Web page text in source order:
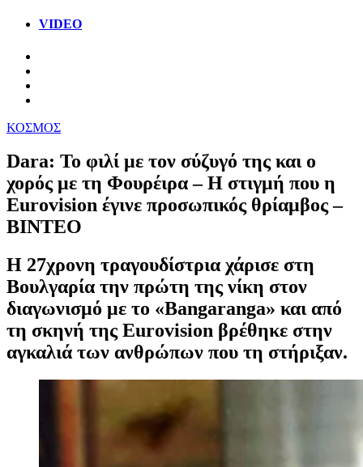
VIDEO
ΚΟΣΜΟΣ
Dara: Το φιλί με τον σύζυγό της και ο
χορός με τη Φουρέιρα – Η στιγμή που η
Eurovision έγινε προσωπικός θρίαμβος –
ΒΙΝΤΕΟ
Η 27χρονη τραγουδίστρια χάρισε στη
Βουλγαρία την πρώτη της νίκη στον
διαγωνισμό με το «Bangaranga» και από
τη σκηνή της Eurovision βρέθηκε στην
αγκαλιά των ανθρώπων που τη στήριξαν.